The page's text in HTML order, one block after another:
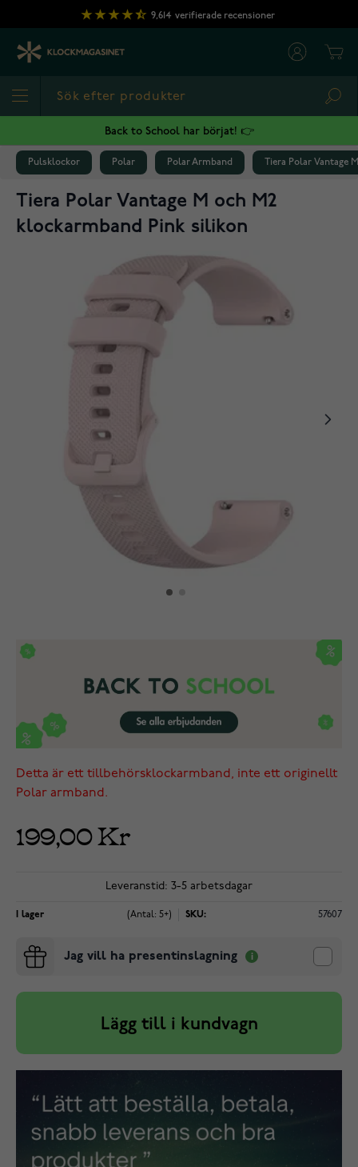
Hoppa till innehållet
9,614 verifierade recensioner
Back to School har börjat! 👉
Pulsklockor Polar Polar Armband Tiera Polar Vantage
Tiera Polar Vantage M och M2
klockarmband Pink silikon
Detta är ett tillbehörsklockarmband, inte ett originellt
Polar armband.
199,00 Kr
Leveranstid: 3-5 arbetsdagar
I lager (Antal: 5+) SKU: 57607
Jag vill ha presentinslagning
Lägg till i kundvagn